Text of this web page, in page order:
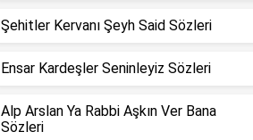
Şehitler Kervanı Şeyh Said Sözleri
Ensar Kardeşler Seninleyiz Sözleri
Alp Arslan Ya Rabbi Aşkın Ver Bana
Sözleri